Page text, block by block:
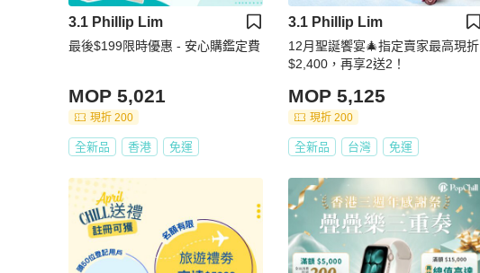
3.1 Phillip Lim
最後$199限時優惠 - 安心購鑑定費
MOP 5,021
現折 200
全新品 香港 免運
3.1 Phillip Lim
12月聖誕饗宴🎄指定賣家最高現折
$2,400，再享2送2！
MOP 5,125
現折 200
全新品 台灣 免運